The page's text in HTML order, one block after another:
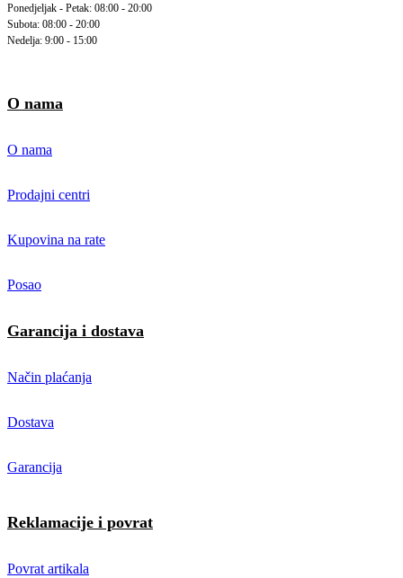
Ponedjeljak - Petak: 08:00 - 20:00
Subota: 08:00 - 20:00
Nedelja: 9:00 - 15:00
O nama
O nama
Prodajni centri
Kupovina na rate
Posao
Garancija i dostava
Način plaćanja
Dostava
Garancija
Reklamacije i povrat
Povrat artikala